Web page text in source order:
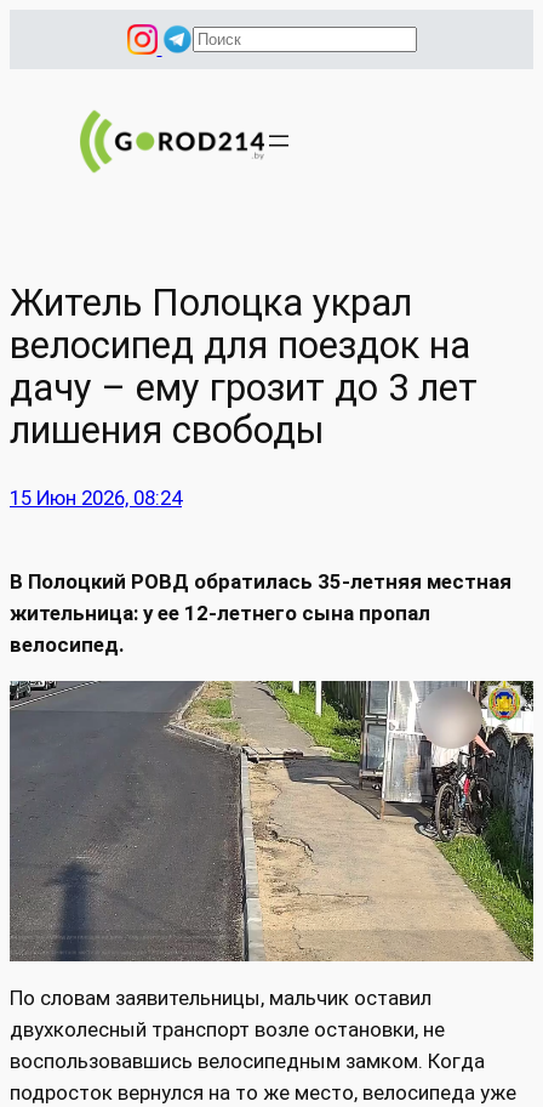
П
с
Житель Полоцка украл
велосипед для поездок на
дачу – ему грозит до 3 лет
лишения свободы
15 Июн 2026, 08:24
В Полоцкий РОВД обратилась 35‑летняя местная
жительница: у ее 12‑летнего сына пропал
велосипед.
По словам заявительницы, мальчик оставил
двухколесный транспорт возле остановки, не
воспользовавшись велосипедным замком. Когда
подросток вернулся на то же место, велосипеда уже